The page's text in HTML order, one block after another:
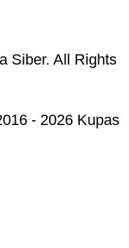
Siber. All Rights
- 2026 Kupas